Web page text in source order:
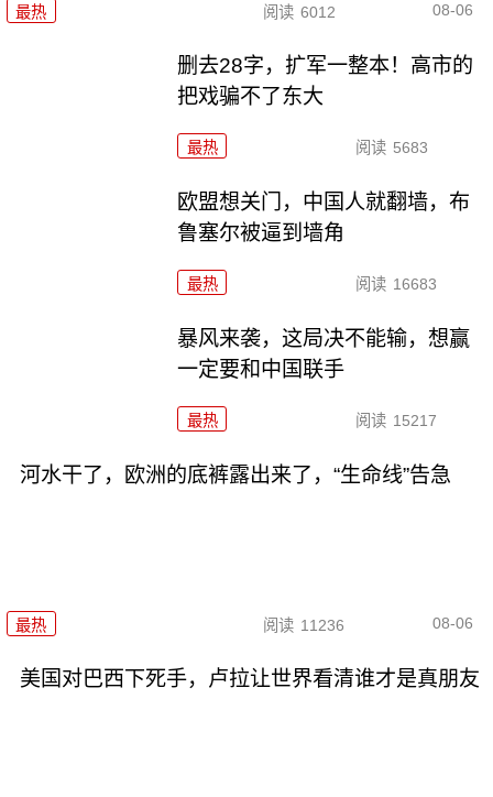
最热 阅读 6012 08-06
删去28字，扩军一整本！高市的
把戏骗不了东大
最热 阅读 5683
欧盟想关门，中国人就翻墙，布
鲁塞尔被逼到墙角
最热 阅读 16683
暴风来袭，这局决不能输，想赢
一定要和中国联手
最热 阅读 15217
河水干了，欧洲的底裤露出来了，“生命线”告急
最热 阅读 11236 08-06
美国对巴西下死手，卢拉让世界看清谁才是真朋友